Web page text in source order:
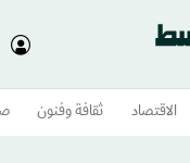
الاقتصاد ثقافة وفنون